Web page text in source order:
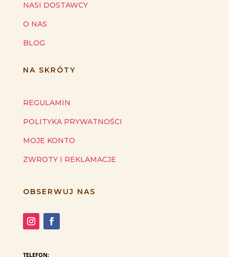
NASI DOSTAWCY
O NAS
BLOG
NA SKRÓTY
REGULAMIN
POLITYKA PRYWATNOŚCI
MOJE KONTO
ZWROTY I REKLAMACJE
OBSERWUJ NAS
TELEFON: